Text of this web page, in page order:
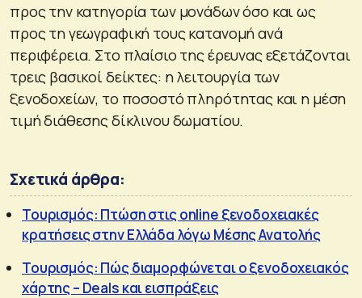
προς την κατηγορία των μονάδων όσο και ως
προς τη γεωγραφική τους κατανομή ανά
περιφέρεια. Στο πλαίσιο της έρευνας εξετάζονται
τρεις βασικοί δείκτες: η λειτουργία των
ξενοδοχείων, το ποσοστό πληρότητας και η μέση
τιμή διάθεσης δίκλινου δωματίου.
Σχετικά άρθρα:
Τουρισμός: Πτώση στις online ξενοδοχειακές
κρατήσεις στην Ελλάδα λόγω Μέσης Ανατολής
Τουρισμός: Πώς διαμορφώνεται ο ξενοδοχειακός
χάρτης – Deals και εισπράξεις